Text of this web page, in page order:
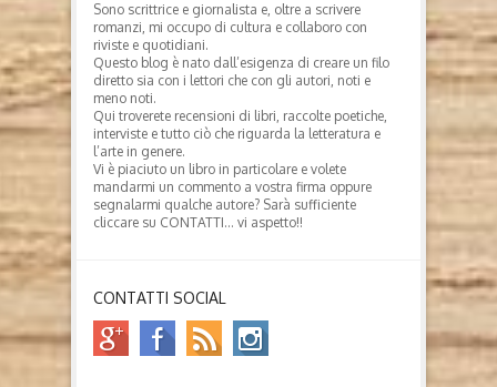
Sono scrittrice e giornalista e, oltre a scrivere
romanzi, mi occupo di cultura e collaboro con
riviste e quotidiani.
Questo blog è nato dall’esigenza di creare un filo
diretto sia con i lettori che con gli autori, noti e
meno noti.
Qui troverete recensioni di libri, raccolte poetiche,
interviste e tutto ciò che riguarda la letteratura e
l’arte in genere.
Vi è piaciuto un libro in particolare e volete
mandarmi un commento a vostra firma oppure
segnalarmi qualche autore? Sarà sufficiente
cliccare su CONTATTI… vi aspetto!!
CONTATTI SOCIAL